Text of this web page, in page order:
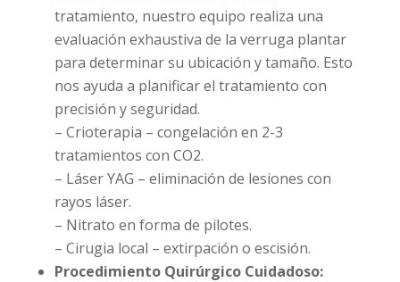
tratamiento, nuestro equipo realiza una
evaluación exhaustiva de la verruga plantar
para determinar su ubicación y tamaño. Esto
nos ayuda a planificar el tratamiento con
precisión y seguridad.
– Crioterapia – congelación en 2-3
tratamientos con CO2.
– Láser YAG – eliminación de lesiones con
rayos láser.
– Nitrato en forma de pilotes.
– Cirugia local – extirpación o escisión.
Procedimiento Quirúrgico Cuidadoso: